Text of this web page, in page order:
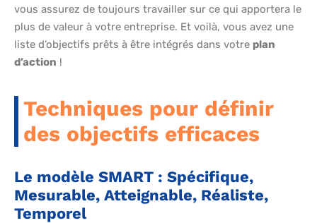
vous assurez de toujours travailler sur ce qui apportera le
plus de valeur à votre entreprise. Et voilà, vous avez une
liste d’objectifs prêts à être intégrés dans votre plan
d’action !
Techniques pour définir
des objectifs efficaces
Le modèle SMART : Spécifique,
Mesurable, Atteignable, Réaliste,
Temporel